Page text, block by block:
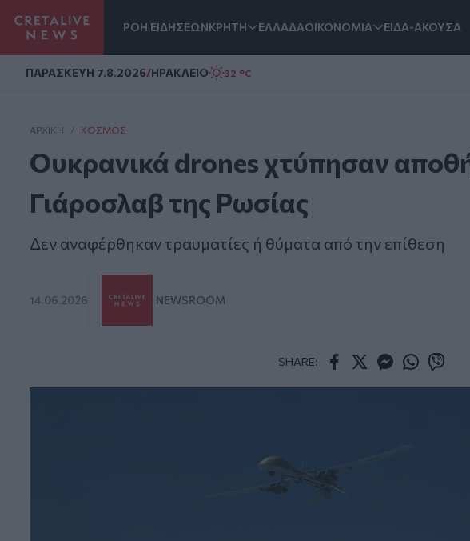
ΡΟΗ ΕΙΔΗΣΕΩΝΚΡΗΤΗ ΕΛΛΑΔΑΟΙΚΟΝΟΜΙΑ ΕΙΔΑ-ΑΚΟΥΣΑ
ΠΑΡΑΣΚΕΥΗ 7.8.2026/ΗΡΑΚΛΕΙΟ 32 °C
ΑΡΧΙΚΗ / ΚΌΣΜΟΣ
Ουκρανικά drones χτύπησαν
Γιάροσλαβ της Ρωσίας
Δεν αναφέρθηκαν τραυματίες ή θύματα από την επίθεση
14.06.2026 NEWSROOM
SHARE: